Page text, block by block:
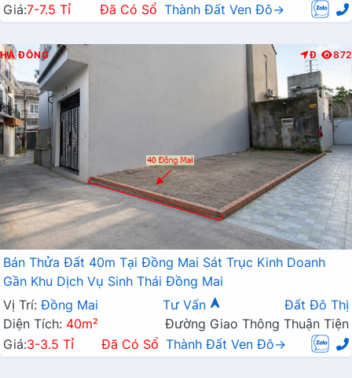
Giá:7-7.5 Tỉ Đã Có Sổ Thành Đất Ven Đô→
HÀ ĐÔNG Đ 872
Bán Thửa Đất 40m Tại Đồng Mai Sát Trục Kinh Doanh
Gần Khu Dịch Vụ Sinh Thái Đồng Mai
Vị Trí: Đồng Mai Tư Vấn
Đất Đô Thị
Diện Tích: 40m²
Đường Giao Thông Thuận Tiện
Giá:3-3.5 Tỉ Đã Có Sổ Thành Đất Ven Đô→